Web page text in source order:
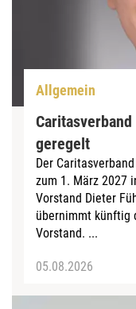
Allgemein
geregelt
Der
zum 1. März 2027
Vorstand Dieter
übernimmt künftig
Vorstand. ...
05.08.2026